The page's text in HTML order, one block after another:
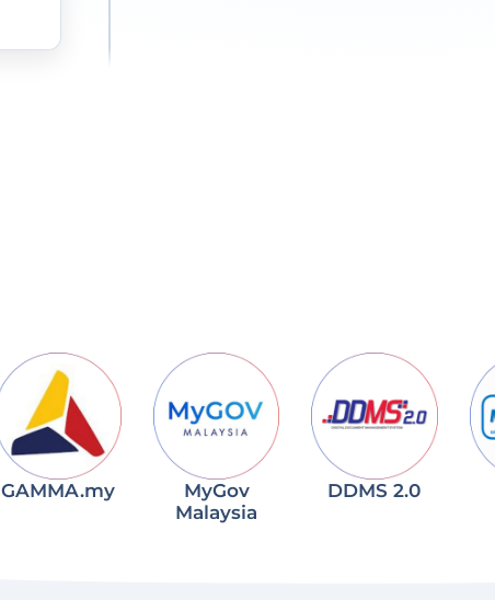
GAMMA.my
MyGov
Malaysia
DDMS 2.0